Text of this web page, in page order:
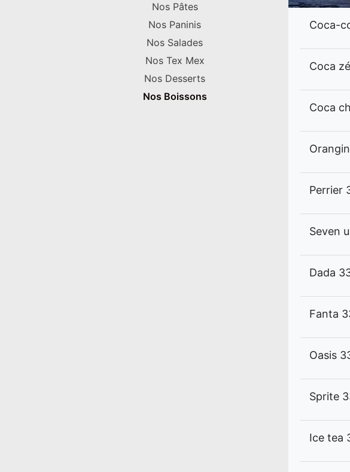
Nos Pâtes
Nos Paninis
Nos Salades
Nos Tex Mex
Nos Desserts
Nos Boissons
Coca-
Coca
Coca
Perrier
Seven
Dada
Fanta
Oasis
Sprite
Ice tea